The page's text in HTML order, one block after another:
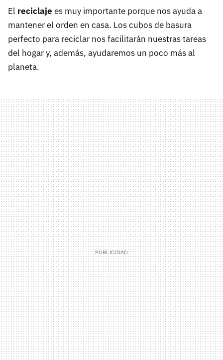
El reciclaje es muy importante porque nos ayuda a
mantener el orden en casa. Los cubos de basura
perfecto para reciclar nos facilitarán nuestras tareas
del hogar y, además, ayudaremos un poco más al
planeta.